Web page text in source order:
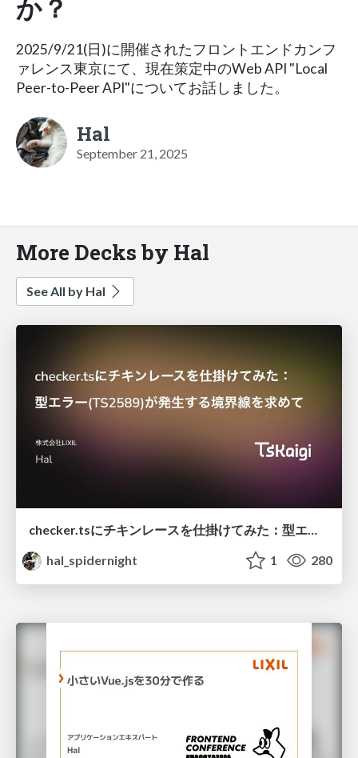
か？
2025/9/21(日)に開催されたフロントエンドカンフ
ァレンス東京にて、現在策定中のWeb API "Local
Peer-to-Peer API"についてお話しました。
Hal
September 21, 2025
More Decks by Hal
See All by Hal
checker.tsにチキンレースを仕掛けてみた：型エラー(TS2589)が発生する境界線を求めて
hal_spidernight
1 280